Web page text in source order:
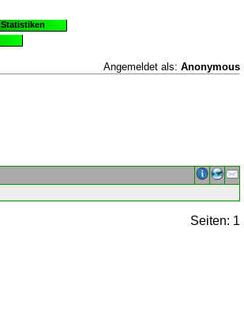
Statistiken
Angemeldet als: Anonymous
Seiten: 1